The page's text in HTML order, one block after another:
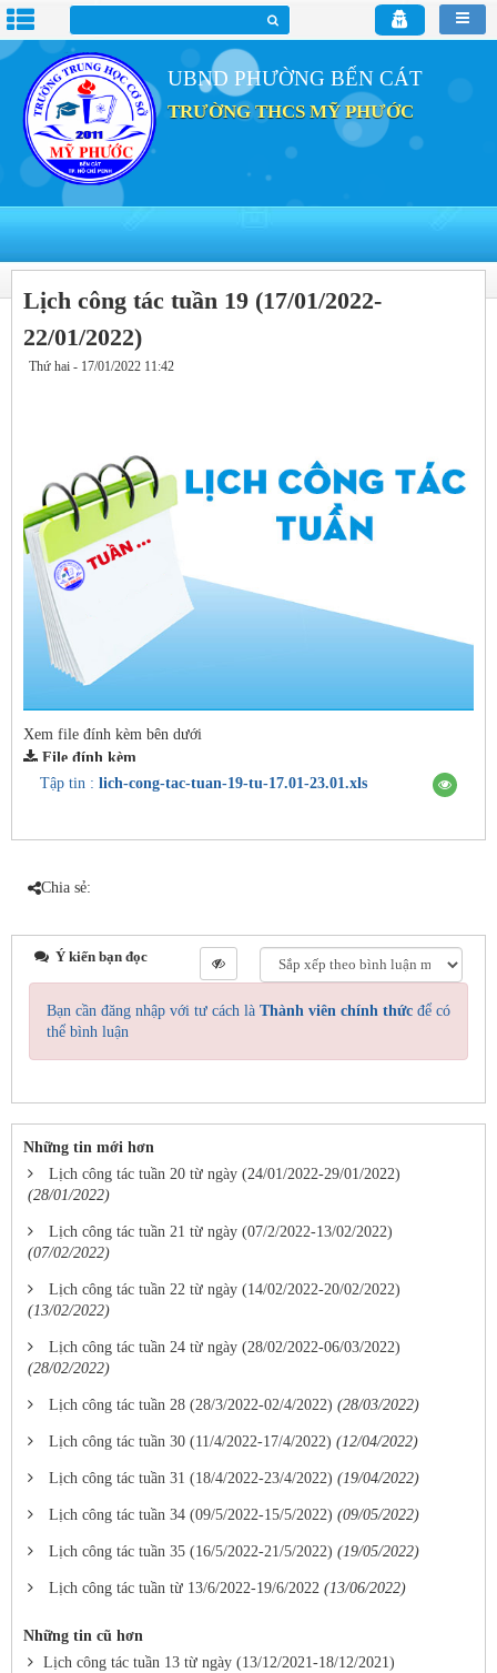
UBND PHƯỜNG BẾN CÁT
TRƯỜNG THCS MỸ PHƯỚC
Lịch công tác tuần 19 (17/01/2022-
22/01/2022)
Thứ hai - 17/01/2022 11:42
Xem file đính kèm bên dưới
File đính kèm
Tập tin : lich-cong-tac-tuan-19-tu-17.01-23.01.xls
Chia sẻ:
Ý kiến bạn đọc
Bạn cần đăng nhập với tư cách là Thành viên chính thức để có
thể bình luận
Những tin mới hơn
Lịch công tác tuần 20 từ ngày (24/01/2022-29/01/2022)
(28/01/2022)
Lịch công tác tuần 21 từ ngày (07/2/2022-13/02/2022)
(07/02/2022)
Lịch công tác tuần 22 từ ngày (14/02/2022-20/02/2022)
(13/02/2022)
Lịch công tác tuần 24 từ ngày (28/02/2022-06/03/2022)
(28/02/2022)
Lịch công tác tuần 28 (28/3/2022-02/4/2022) (28/03/2022)
Lịch công tác tuần 30 (11/4/2022-17/4/2022) (12/04/2022)
Lịch công tác tuần 31 (18/4/2022-23/4/2022) (19/04/2022)
Lịch công tác tuần 34 (09/5/2022-15/5/2022) (09/05/2022)
Lịch công tác tuần 35 (16/5/2022-21/5/2022) (19/05/2022)
Lịch công tác tuần từ 13/6/2022-19/6/2022 (13/06/2022)
Những tin cũ hơn
Lịch công tác tuần 13 từ ngày (13/12/2021-18/12/2021)